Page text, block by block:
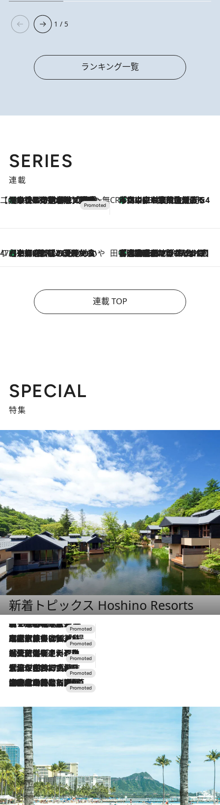
1 / 5
ランキング一覧
SERIES
連載
【CREA×星野リゾート】唯一無二。癒しと発見が待つ場所へ
2026.8.7
【トンボの足水浴】ヒノキの香りに包まれて涼感マックス！約13℃の湧水かけ流しを避暑地「星野温泉 トンボの湯」で体験 CREA'S CHOICE
2026.8.7
「立川にも歌舞伎があるんだよ」 片岡仁左衛門・市川中車ら豪華座組みで4年目の立川立飛歌舞伎へ
47都道府県の手みやげ ひんやりスイーツで夏を満喫
2026.8.7
【京都府】この夏絶対食べたい 冷やしておいしいおやつ3選 ひと口目から心を掴む新緑のテリーヌ 田中稲の勝手に再ブーム
2026.8.7
「湘南乃風に憧れて」観客大盛上がりの“タオル回し”に、ラッパー顔負けの高速歌唱まで…さだまさし（74）のアグレッシブすぎる現在地
連載 TOP
SPECIAL
特集
新着トピックス Hoshino Resorts
2026.8.7
【トンボの足水浴】ヒノキの香りに包まれて涼感マックス！約13℃の湧水かけ流しを避暑地「星野温泉 トンボの湯」で体験
2026.7.31
【ホテル帰省】という選択肢をOMOが提案。家族とほどよい距離を保つには「昼は実家、夜は気兼ねなくホテルで！」
2026.7.24
【夏限定ディナーコース】旬を迎える稚鮎や花ズッキーニなどをイタリア・トスカーナの郷土料理の手法で満喫！
2026.7.17
「土佐和ハーブかき氷」がOMO7高知に登場！生姜、山椒、大葉など目にも舌にも涼を呼ぶ郷土の味
2026.7.10
NEW OPEN！【界 草津】名湯の地に誕生。趣の異なる2種の温泉と上州ならではの会席・蕎麦割烹など美食を味わう究極の癒やし旅